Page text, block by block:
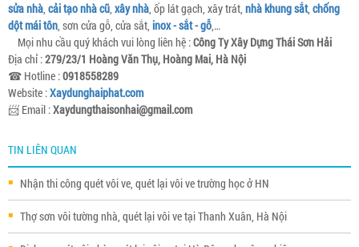
sửa nhà, cải tạo nhà cũ, xây nhà, ốp lát gạch, xây trát, nhà khung sắt, chống
dột mái tôn, sơn cửa gỗ, cửa sắt, inox - sắt - gỗ,…
Mọi nhu cầu quý khách vui lòng liên hệ :Công Ty Xây Dựng Thái Sơn Hải
Địa chỉ :279/23/1 Hoàng Văn Thụ, Hoàng Mai, Hà Nội
☎ Hotline :0918558289
Website :Xaydunghaiphat.com
📨 Email :Xaydungthaisonhai@gmail.com
TIN LIÊN QUAN
Nhận thi công quét vôi ve, quét lại vôi ve trường học ở HN
Thợ sơn vôi tường nhà, quét lại vôi ve tại Thanh Xuân, Hà Nội